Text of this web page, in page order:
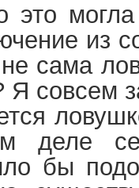
это
из
сама
Я совсем
деле
бы